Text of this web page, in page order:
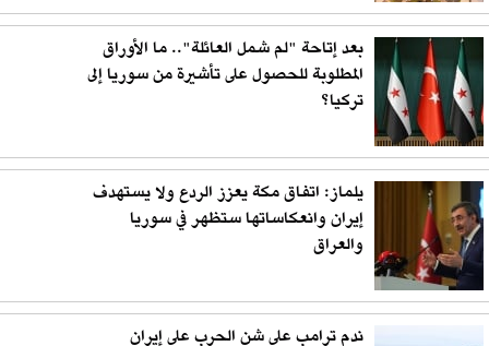
بعد إتاحة "لم شمل العائلة".. ما الأوراق
المطلوبة للحصول على تأشيرة من سوريا إلى
تركيا؟
يلماز: اتفاق مكة يعزز الردع ولا يستهدف
إيران وانعكاساتها ستظهر في سوريا
والعراق
ندم ترامب على شن الحرب على إيران